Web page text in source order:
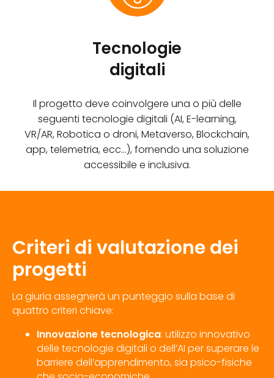
Tecnologie
digitali
Il progetto deve coinvolgere una o più delle
seguenti tecnologie digitali (AI, E-learning,
VR/AR, Robotica o droni, Metaverso, Blockchain,
app, telemetria, ecc...), fornendo una soluzione
accessibile e inclusiva.
Criteri di valutazione dei
progetti
La giuria assegnerà un punteggio sulla base di
quattro criteri chiave:
Innovazione tecnologica: utilizzo innovativo
delle tecnologie digitali o dell’AI per superare le
barriere dell’apprendimento, sia psico-fisiche